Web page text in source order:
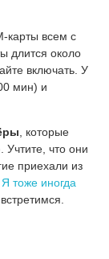
карты всем с
длится около
включать. У
мин) и
, которые
Учтите, что они
приехали из
Я тоже иногда